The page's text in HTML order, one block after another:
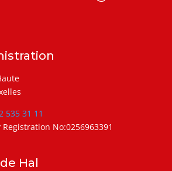
535 31 11
No:0256963391
Hal